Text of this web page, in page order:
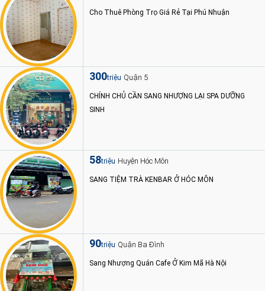
Cho Thuê Phòng Trọ Giá Rẻ Tại Phú Nhuận
300triệu Quận 5
CHÍNH CHỦ CẦN SANG NHƯỢNG LẠI SPA DƯỠNG
SINH
58triệu Huyện Hóc Môn
SANG TIỆM TRÀ KENBAR Ở HÓC MÔN
90triệu Quận Ba Đình
Sang Nhượng Quán Cafe Ở Kim Mã Hà Nội